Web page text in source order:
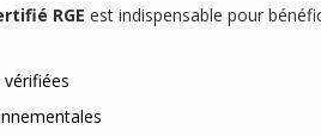
RGE est indispensable pour